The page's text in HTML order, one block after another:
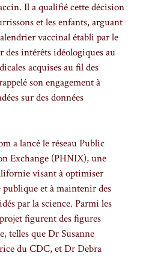
Il a qualifié cette décision
et les enfants, arguant
vaccinal établi par le
intérêts idéologiques au
acquises au fil des
son engagement à
sur des données
a lancé le réseau Public
Exchange (PHNIX), une
visant à optimiser
publique et à maintenir des
par la science. Parmi les
figurent des figures
telles que Dr Susanne
du CDC, et Dr Debra